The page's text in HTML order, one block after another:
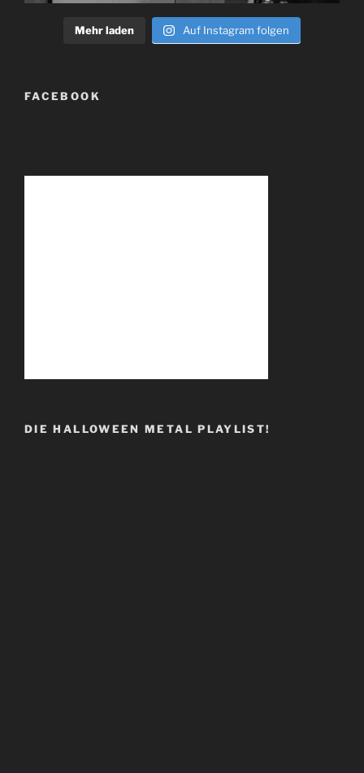
Mehr laden Auf Instagram folgen
FACEBOOK
DIE HALLOWEEN METAL PLAYLIST!